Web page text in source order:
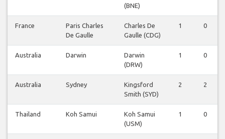
(BNE)
France
Paris Charles
De Gaulle
Charles De
Gaulle (CDG)
1 0
Australia Darwin
Darwin
(DRW)
1 0
Australia Sydney
Kingsford
Smith (SYD)
2 2
Thailand Koh Samui
Koh Samui
(USM)
1 0